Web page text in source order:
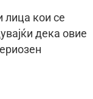
лица кои се
дека овие